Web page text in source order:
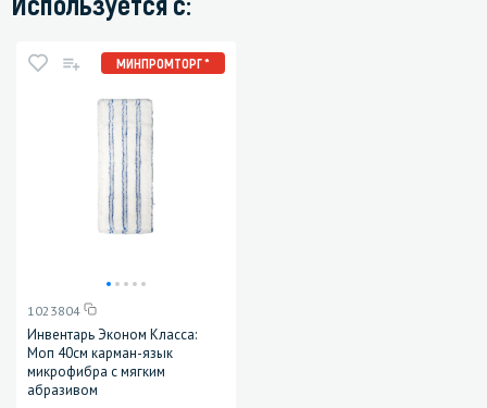
МИНПРОМТОРГ *
1023804
Инвентарь Эконом Класса:
Моп 40см карман-язык
микрофибра с мягким
абразивом